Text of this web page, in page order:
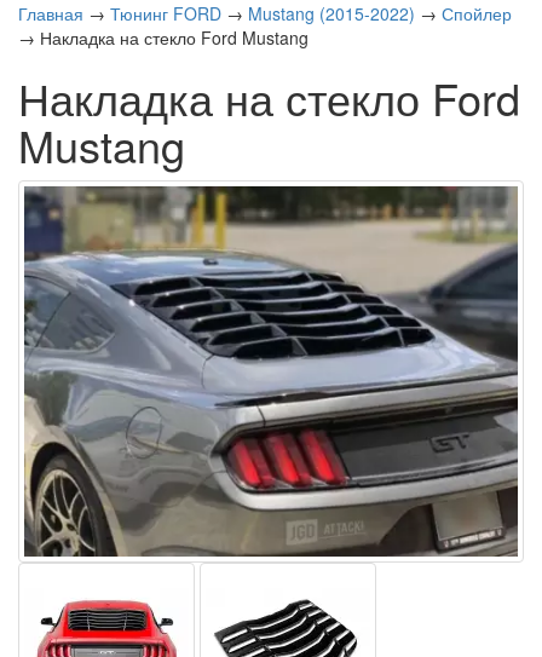
Главная → Тюнинг FORD → Mustang (2015-2022) → Спойлер
→ Накладка на стекло Ford Mustang
Накладка на стекло Ford
Mustang